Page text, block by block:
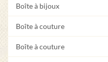
Boîte à bijoux
Boîte à couture
Boîte à couture